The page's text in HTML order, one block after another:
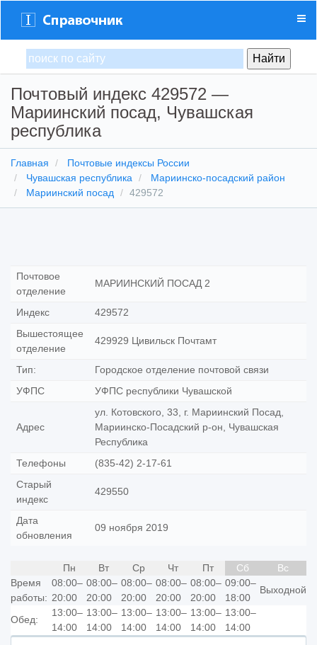
Почтовый индекс 429572 —
Мариинский посад, Чувашская
республика
Главная
Почтовые индексы России
Чувашская республика
Мариинско-посадский район
Мариинский посад
429572
Почтовое
отделение
МАРИИНСКИЙ ПОСАД 2
Индекс
429572
Вышестоящее
отделение
429929 Цивильск Почтамт
Тип:
Городское отделение почтовой связи
УФПС
УФПС республики Чувашской
Адрес
ул. Котовского, 33, г. Мариинский Посад,
Мариинско-Посадский р-он, Чувашская
Республика
Телефоны
(835-42) 2-17-61
Старый
индекс
429550
Дата
обновления
09 ноября 2019
Пн Вт Ср Чт Пт Сб
Вс
Время
работы:
08:00–
20:00
08:00–
20:00
08:00–
20:00
08:00–
20:00
08:00–
20:00
09:00–
18:00
Выходной
Обед:
13:00–
14:00
13:00–
14:00
13:00–
14:00
13:00–
14:00
13:00–
14:00
13:00–
14:00